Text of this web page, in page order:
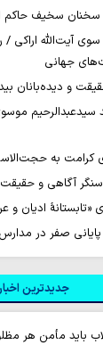
سخیف حاکم
آیت‌الله اراکی /
جهانی
و دیده‌بانان
کرامت به
سنگر آگاهی و
ادیان و
صفر در
جدیدترین
باید مأمن هر